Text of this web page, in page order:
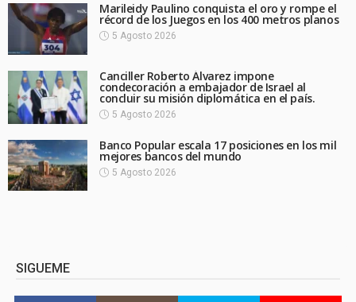
Marileidy Paulino conquista el oro y rompe el
récord de los Juegos en los 400 metros planos
5 Agosto 2026
Canciller Roberto Álvarez impone
condecoración a embajador de Israel al
concluir su misión diplomática en el país.
5 Agosto 2026
Banco Popular escala 17 posiciones en los mil
mejores bancos del mundo
5 Agosto 2026
SIGUEME